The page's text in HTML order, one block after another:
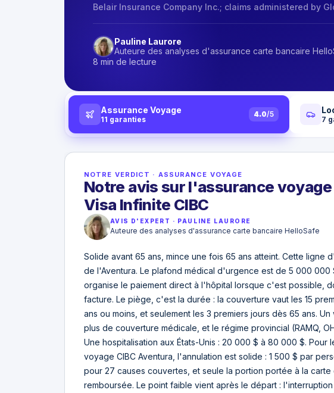
Belair Insurance Company Inc.; claims administered by
Pauline Laurore
Auteure des analyses d'assurance carte bancaire
8 min de lecture
Assurance Voyage
11 garanties
4.0/5
7
NOTRE VERDICT · ASSURANCE VOYAGE
Notre avis sur l'assurance
Visa Infinite CIBC
AVIS D'EXPERT · PAULINE LAURORE
Auteure des analyses d'assurance carte bancaire HelloSafe
Solide avant 65 ans, mince une fois 65 ans atteint. Cette ligne
de l'Aventura. Le plafond médical d'urgence est de 5 000 000
organise le paiement direct à l'hôpital lorsque c'est possible,
facture. Le piège, c'est la durée : la couverture vaut les 15
ans ou moins, et seulement les 3 premiers jours dès 65 ans.
plus de couverture médicale, et le régime provincial (RAMQ,
Une hospitalisation aux États-Unis : 20 000 $ à 80 000 $. Pour
voyage CIBC Aventura, l'annulation est solide : 1 500 $ par
pour 27 causes couvertes, et seule la portion portée à la
remboursée. Le point faible vient après le départ :